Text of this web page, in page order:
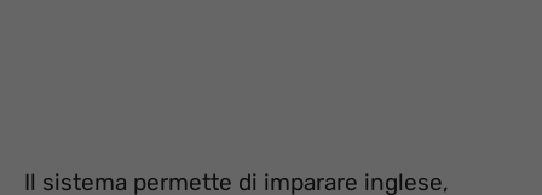
Il sistema permette di imparare inglese,